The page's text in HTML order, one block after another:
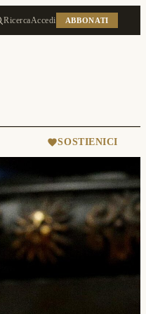
RicercaAccedi ABBONATI
SOSTIENICI